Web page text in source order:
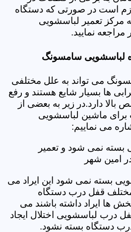
است در صورتی که دستگاه
مرکز تعمیر لباسشویی
نمایید.
لباسشویی سامسونگ
می تواند به علل مختلفی
ها بسیار شایع هستند و رفع
بالا دارد.در زیر به بعضی از
برای ماشین لباسشویی
می نماییم:
نمی شود و تعمیر
امین شهر
بسته نمی شود این ایراد می
مختلف قفل درب دستگاه
ها ایراد داشته باشند می
درب لباسشویی اختلال ایجاد
دستگاه بسته نشود.